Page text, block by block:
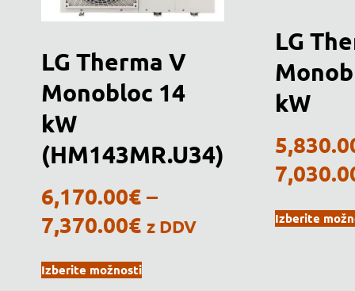
LG Therma V
Monobloc 14
kW
(HM143MR.U34)
6,170.00€ –
7,370.00€ z DDV
Izberite možnosti
LG
kW
Izberite